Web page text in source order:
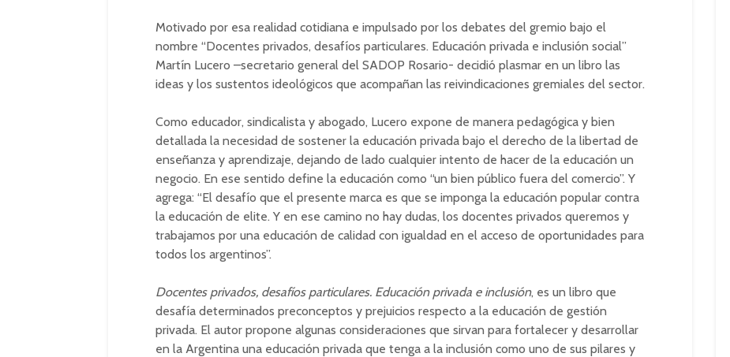
Motivado por esa realidad cotidiana e impulsado por los debates del gremio bajo el
nombre “Docentes privados, desafíos particulares. Educación privada e inclusión social”
Martín Lucero –secretario general del SADOP Rosario- decidió plasmar en un libro las
ideas y los sustentos ideológicos que acompañan las reivindicaciones gremiales del sector.
Como educador, sindicalista y abogado, Lucero expone de manera pedagógica y bien
detallada la necesidad de sostener la educación privada bajo el derecho de la libertad de
enseñanza y aprendizaje, dejando de lado cualquier intento de hacer de la educación un
negocio. En ese sentido define la educación como “un bien público fuera del comercio”. Y
agrega: “El desafío que el presente marca es que se imponga la educación popular contra
la educación de elite. Y en ese camino no hay dudas, los docentes privados queremos y
trabajamos por una educación de calidad con igualdad en el acceso de oportunidades para
todos los argentinos”.
Docentes privados, desafíos particulares. Educación privada e inclusión, es un libro que
desafía determinados preconceptos y prejuicios respecto a la educación de gestión
privada. El autor propone algunas consideraciones que sirvan para fortalecer y desarrollar
en la Argentina una educación privada que tenga a la inclusión como uno de sus pilares y